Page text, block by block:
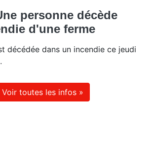
personne décède
d'une ferme
décédée dans un incendie ce jeudi
Voir toutes les infos »